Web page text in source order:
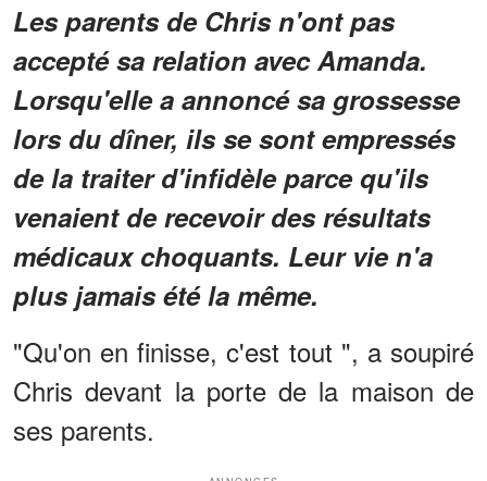
Les parents de Chris n'ont pas
accepté sa relation avec Amanda.
Lorsqu'elle a annoncé sa grossesse
lors du dîner, ils se sont empressés
de la traiter d'infidèle parce qu'ils
venaient de recevoir des résultats
médicaux choquants. Leur vie n'a
plus jamais été la même.
"Qu'on en finisse, c'est tout ", a soupiré
Chris devant la porte de la maison de
ses parents.